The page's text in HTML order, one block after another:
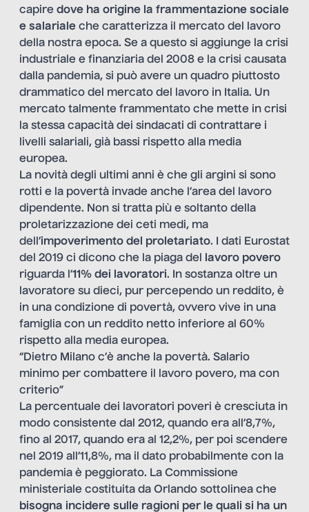
capire dove ha origine la frammentazione sociale
e salariale che caratterizza il mercato del lavoro
della nostra epoca. Se a questo si aggiunge la crisi
industriale e finanziaria del 2008 e la crisi causata
dalla pandemia, si può avere un quadro piuttosto
drammatico del mercato del lavoro in Italia. Un
mercato talmente frammentato che mette in crisi
la stessa capacità dei sindacati di contrattare i
livelli salariali, già bassi rispetto alla media
europea.
La novità degli ultimi anni è che gli argini si sono
rotti e la povertà invade anche l’area del lavoro
dipendente. Non si tratta più e soltanto della
proletarizzazione dei ceti medi, ma
dell’impoverimento del proletariato. I dati Eurostat
del 2019 ci dicono che la piaga del
lavoro povero
riguarda l’11% dei lavoratori. In sostanza oltre un
lavoratore su dieci, pur percependo un reddito, è
in una condizione di povertà, ovvero vive in una
famiglia con un reddito netto inferiore al 60%
rispetto alla media europea.
“Dietro Milano c’è anche la povertà. Salario
minimo per combattere il lavoro povero, ma con
criterio”
La percentuale dei lavoratori poveri è cresciuta in
modo consistente dal 2012, quando era all’8,7%,
fino al 2017, quando era al 12,2%, per poi scendere
nel 2019 all’11,8%, ma il dato probabilmente con la
pandemia è peggiorato. La Commissione
ministeriale costituita da Orlando sottolinea che
bisogna incidere sulle ragioni per le quali si ha un